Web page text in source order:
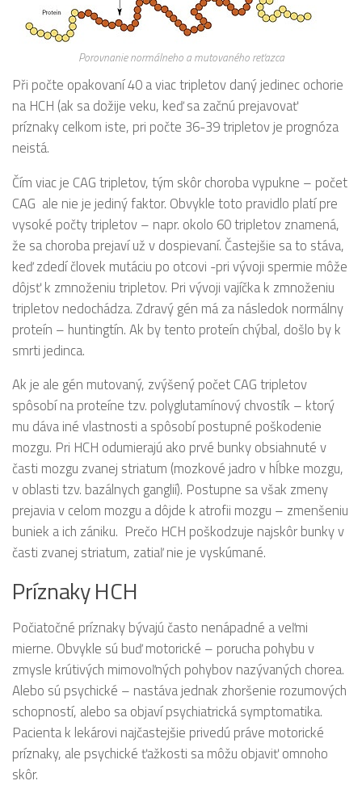
Porovnanie normálneho a mutovaného reťazca
Při počte opakovaní 40 a viac tripletov daný jedinec ochorie
na HCH (ak sa dožije veku, keď sa začnú prejavovať
príznaky celkom iste, pri počte 36-39 tripletov je prognóza
neistá.
Čím viac je CAG tripletov, tým skôr choroba vypukne – počet
CAG ale nie je jediný faktor. Obvykle toto pravidlo platí pre
vysoké počty tripletov – napr. okolo 60 tripletov znamená,
že sa choroba prejaví už v dospievaní. Častejšie sa to stáva,
keď zdedí človek mutáciu po otcovi -pri vývoji spermie môže
dôjsť k zmnoženiu tripletov. Pri vývoji vajíčka k zmnoženiu
tripletov nedochádza. Zdravý gén má za následok normálny
proteín – huntingtín. Ak by tento proteín chýbal, došlo by k
smrti jedinca.
Ak je ale gén mutovaný, zvýšený počet CAG tripletov
spôsobí na proteíne tzv. polyglutamínový chvostík – ktorý
mu dáva iné vlastnosti a spôsobí postupné poškodenie
mozgu. Pri HCH odumierajú ako prvé bunky obsiahnuté v
časti mozgu zvanej striatum (mozkové jadro v hĺbke mozgu,
v oblasti tzv. bazálnych ganglií). Postupne sa však zmeny
prejavia v celom mozgu a dôjde k atrofii mozgu – zmenšeniu
buniek a ich zániku. Prečo HCH poškodzuje najskôr bunky v
časti zvanej striatum, zatiaľ nie je vyskúmané.
Príznaky HCH
Počiatočné príznaky bývajú často nenápadné a veľmi
mierne. Obvykle sú buď motorické – porucha pohybu v
zmysle krútivých mimovoľných pohybov nazývaných chorea.
Alebo sú psychické – nastáva jednak zhoršenie rozumových
schopností, alebo sa objaví psychiatrická symptomatika.
Pacienta k lekárovi najčastejšie privedú práve motorické
príznaky, ale psychické ťažkosti sa môžu objaviť omnoho
skôr.